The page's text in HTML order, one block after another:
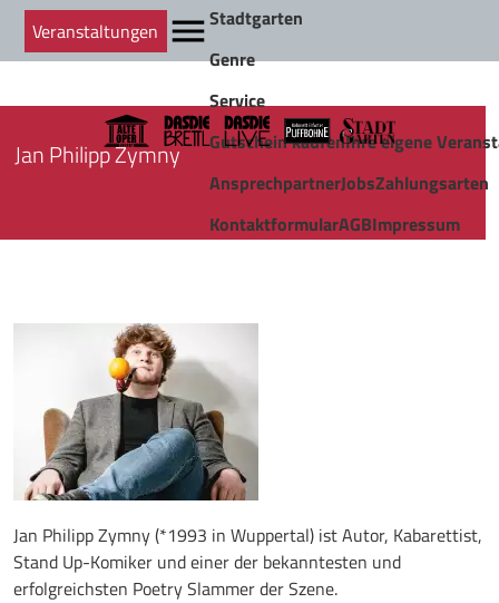
Veranstaltungen
Stadtgarten
Genre
Service
Gutschein kaufenIhre eigene
AnsprechpartnerJobsZahlungsarten
KontaktformularAGBImpressum
Jan Philipp Zymny
Jan Philipp Zymny (*1993 in Wuppertal) ist Autor, Kabarettist,
Stand Up-Komiker und einer der bekanntesten und
erfolgreichsten Poetry Slammer der Szene.